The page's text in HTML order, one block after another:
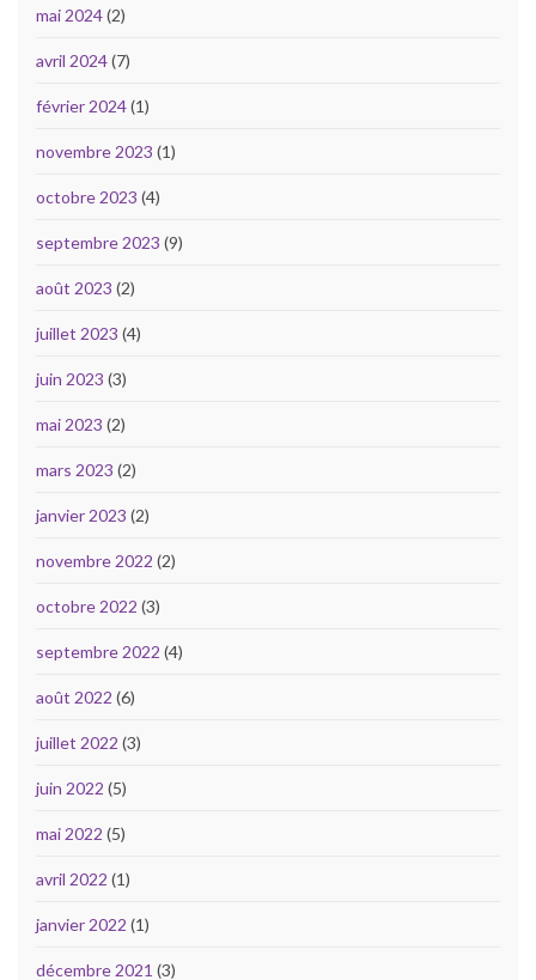
mai 2024(2)
avril 2024(7)
février 2024(1)
novembre 2023 (1)
octobre 2023 (4)
septembre 2023 (9)
août 2023 (2)
juillet 2023 (4)
juin 2023 (3)
mai 2023 (2)
mars 2023 (2)
janvier 2023 (2)
novembre 2022 (2)
octobre 2022 (3)
septembre 2022 (4)
août 2022 (6)
juillet 2022 (3)
juin 2022 (5)
mai 2022 (5)
avril 2022 (1)
janvier 2022 (1)
décembre 2021 (3)